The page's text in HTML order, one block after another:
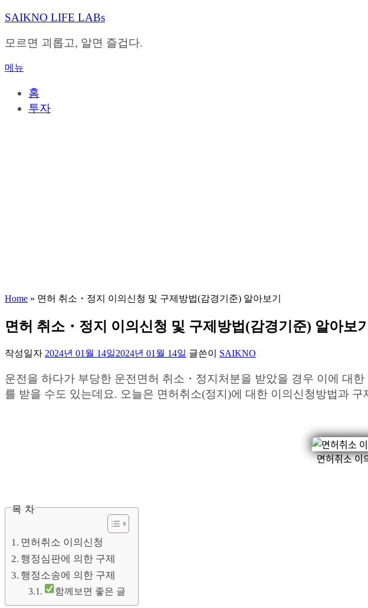
내
으
바
SAIKNO LIFE LABs
모르면 괴롭고, 알면 즐겁다.
메뉴
홈
투자
Home » 면허 취소・정지 이의신청 및 구제방법(감경기준) 알아보기
면허 취소・정지 이의신청 및 구제방법(감경기준) 알아보기
작성일자 2024년 01월 14일2024년 01월 14일 글쓴이 SAIKNO
운전을 하다가 부당한 운전면허 취소・정지처분을 받았을 경우 이에 대
를 받을 수도 있는데요. 오늘은 면허취소(정지)에 대한 이의신청방법과
면허취소
목 차
면허취소 이의신청
행정심판에 의한 구제
행정소송에 의한 구제
함께보면 좋은 글